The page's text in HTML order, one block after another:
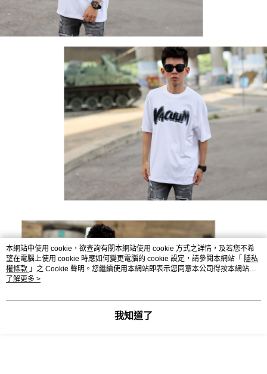
本網站中使用 cookie，欲查詢有關本網站使用 cookie 方式之詳情，及若您不希
望在電腦上使用 cookie 時應如何變更電腦的 cookie 設定，請參閱本網站「 隱私
權條款 」之 Cookie 聲明。您繼續使用本網站即表示您同意本公司得按本網站使
用條款之 Cookie 聲明使用 cookie。
了解更多 >
我知道了